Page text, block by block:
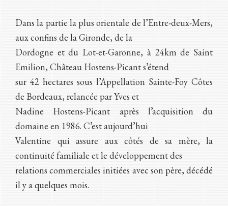
Dans la partie la plus orientale de l’Entre-deux-Mers,
aux confins de la Gironde, de la
Dordogne et du Lot-et-Garonne, à 24km de Saint
Emilion, Château Hostens-Picant s’étend
sur 42 hectares sous l’Appellation Sainte-Foy Côtes
de Bordeaux, relancée par Yves et
Nadine Hostens-Picant après l’acquisition du
domaine en 1986. C’est aujourd’hui
Valentine qui assure aux côtés de sa mère, la
continuité familiale et le développement des
relations commerciales initiées avec son père, décédé
il y a quelques mois.